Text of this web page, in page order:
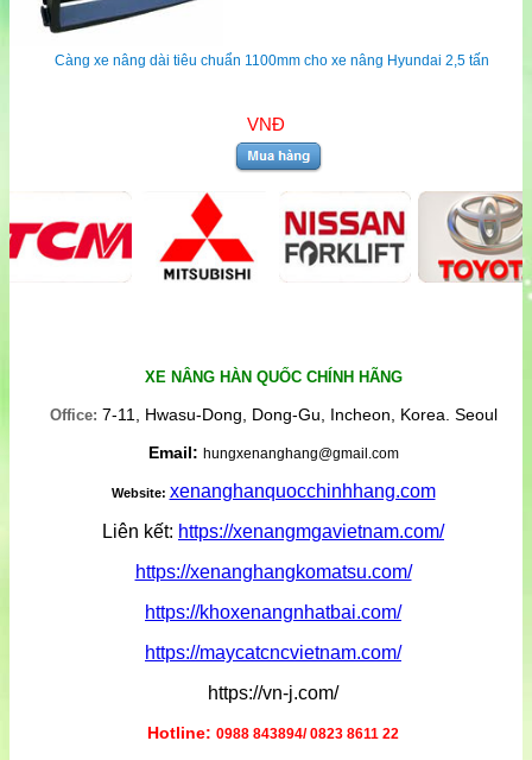
Càng xe nâng dài tiêu chuẩn 1100mm cho xe nâng Hyundai 2,5 tấn
VNĐ
XE NÂNG HÀN QUỐC CHÍNH HÃNG
Office: 7-11, Hwasu-Dong, Dong-Gu, Incheon, Korea. Seoul
Email: hungxenanghang@gmail.com
Website: xenanghanquocchinhhang.com
Liên kết: https://xenangmgavietnam.com/
https://xenanghangkomatsu.com/
https://khoxenangnhatbai.com/
https://maycatcncvietnam.com/
https://vn-j.com/
Hotline: 0988 843894/ 0823 8611 22